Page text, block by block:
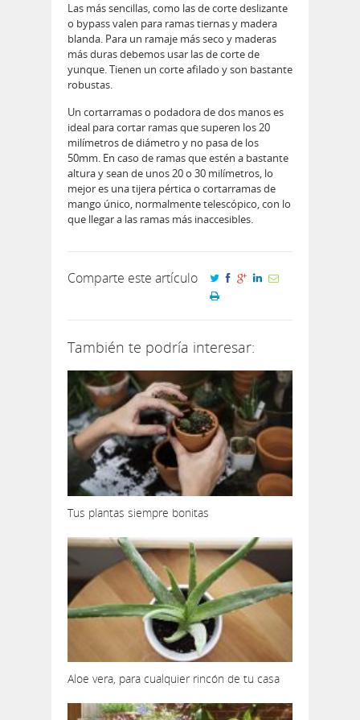
Las más sencillas, como las de corte deslizante
o bypass valen para ramas tiernas y madera
blanda. Para un ramaje más seco y maderas
más duras debemos usar las de corte de
yunque. Tienen un corte afilado y son bastante
robustas.
Un cortarramas o podadora de dos manos es
ideal para cortar ramas que superen los 20
milímetros de diámetro y no pasa de los
50mm. En caso de ramas que estén a bastante
altura y sean de unos 20 o 30 milímetros, lo
mejor es una tijera pértica o cortarramas de
mango único, normalmente telescópico, con lo
que llegar a las ramas más inaccesibles.
Comparte este artículo
También te podría interesar:
Tus plantas siempre bonitas
Aloe vera, para cualquier rincón de tu casa